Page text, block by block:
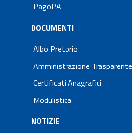
PagoPA
DOCUMENTI
Albo Pretorio
Amministrazione Trasparente
Certificati Anagrafici
Modulistica
NOTIZIE